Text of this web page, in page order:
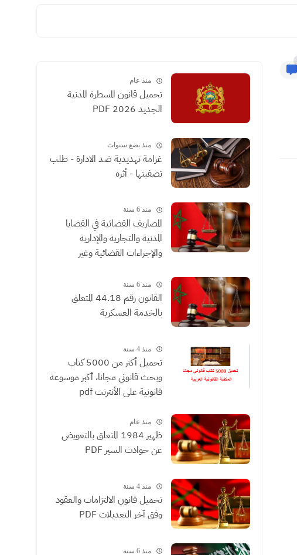
منذ عام
تحميل قانون المسطرة المدنية
الجديد 2026 PDF
منذ بضع سنوات
غرامة تهديدية ضد الادارة - طلب
تصفيتها - أثره
منذ 6 سنة
المصاريف القضائية في القضايا
المدنية والتجارية والإدارية
والإجراءات القضائية وغير
الموثقون
منذ 6 سنة
القانون رقم 44.18 المتعلق
بالخدمة العسكرية
منذ 4 سنة
تحميل أكثر من 5000 كتاب
وبحث قانوني مجانا، أكبر موسوعة
قانونية على الأنترنت pdf
منذ عام
ظهير 1984 المتعلق بالتعويض
عن حوادث السير PDF
منذ 4 سنة
تحميل قانون الالتزامات والعقود
وفق آخر التعديلات PDF
منذ 6 سنة